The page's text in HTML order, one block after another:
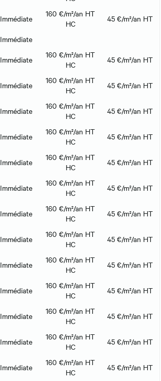
Immédiate
160 €/m²/an HT
HC
45 €/m²/an HT
Immédiate
Immédiate
160 €/m²/an HT
HC
45 €/m²/an HT
Immédiate
160 €/m²/an HT
HC
45 €/m²/an HT
Immédiate
160 €/m²/an HT
HC
45 €/m²/an HT
Immédiate
160 €/m²/an HT
HC
45 €/m²/an HT
Immédiate
160 €/m²/an HT
HC
45 €/m²/an HT
Immédiate
160 €/m²/an HT
HC
45 €/m²/an HT
Immédiate
160 €/m²/an HT
HC
45 €/m²/an HT
Immédiate
160 €/m²/an HT
HC
45 €/m²/an HT
Immédiate
160 €/m²/an HT
HC
45 €/m²/an HT
Immédiate
160 €/m²/an HT
HC
45 €/m²/an HT
Immédiate
160 €/m²/an HT
HC
45 €/m²/an HT
Immédiate
160 €/m²/an HT
HC
45 €/m²/an HT
Immédiate
160 €/m²/an HT
HC
45 €/m²/an HT